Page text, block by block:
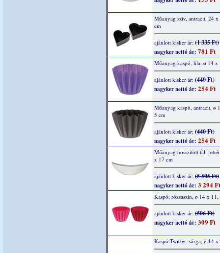
Műanyag szív, antracit, 24
cm
ajánlott kisker ár: (1 335 Ft)
nagyker nettó ár: 781 Ft
Műanyag kaspó, lila, ø 14 x
ajánlott kisker ár: (440 Ft)
nagyker nettó ár: 254 Ft
Műanyag kaspó, antracit, ø
5 cm
ajánlott kisker ár: (440 Ft)
nagyker nettó ár: 254 Ft
Műanyag hosszított tál,
x 17 cm
ajánlott kisker ár: (5 505 Ft)
nagyker nettó ár: 3 294 Ft
Kaspó, rózsaszín, ø 14 x
ajánlott kisker ár: (506 Ft)
nagyker nettó ár: 309 Ft
Kaspó Twister, sárga, ø 14